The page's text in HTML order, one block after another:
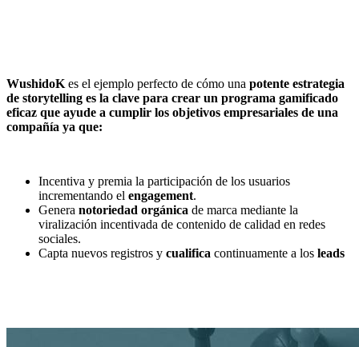
WushidoK es el ejemplo perfecto de cómo una potente estrategia
de storytelling es la clave para crear un programa gamificado
eficaz que ayude a cumplir los objetivos empresariales de una
compañía ya que:
Incentiva y premia la participación de los usuarios
incrementando el engagement.
Genera notoriedad orgánica de marca mediante la
viralización incentivada de contenido de calidad en redes
sociales.
Capta nuevos registros y cualifica continuamente a los leads